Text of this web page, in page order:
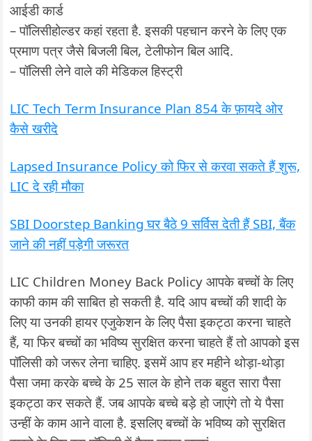
आईडी कार्ड
– पॉलिसीहोल्डर कहां रहता है. इसकी पहचान करने के लिए एक
प्रमाण पत्र जैसे बिजली बिल, टेलीफोन बिल आदि.
– पॉलिसी लेने वाले की मेडिकल हिस्ट्री
LIC Tech Term Insurance Plan 854 के फ़ायदे ओर
कैसे खरीदे
Lapsed Insurance Policy को फिर से करवा सकते हैं शुरू,
LIC दे रही मौका
SBI Doorstep Banking घर बैठे 9 सर्विस देती हैं SBI, बैंक
जाने की नहीं पड़ेगी जरूरत
LIC Children Money Back Policy आपके बच्चों के लिए
काफी काम की साबित हो सकती है. यदि आप बच्चों की शादी के
लिए या उनकी हायर एजुकेशन के लिए पैसा इकट्ठा करना चाहते
हैं, या फिर बच्चों का भविष्य सुरक्षित करना चाहते हैं तो आपको इस
पॉलिसी को जरूर लेना चाहिए. इसमें आप हर महीने थोड़ा-थोड़ा
पैसा जमा करके बच्चे के 25 साल के होने तक बहुत सारा पैसा
इकट्ठा कर सकते हैं. जब आपके बच्चे बड़े हो जाएंगे तो ये पैसा
उन्हीं के काम आने वाला है. इसलिए बच्चों के भविष्य को सुरक्षित